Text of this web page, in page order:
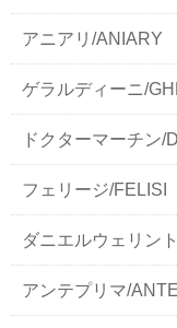
アニアリ/ANIARY
ゲラルディーニ/
ドクターマーチン/
フェリージ/FELISI
ダニエルウェリン
アンテプリマ/